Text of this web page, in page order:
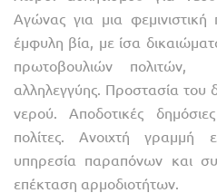
Αγώνας για μια φεμινιστική
έμφυλη βία, με ίσα
πρωτοβουλιών πολιτών,
αλληλεγγύης. Προστασία του
νερού. Αποδοτικές
πολίτες. Ανοιχτή γραμμή
υπηρεσία παραπόνων και
επέκταση αρμοδιοτήτων.